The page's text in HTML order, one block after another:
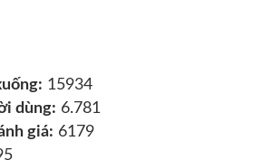
15934
dùng: 6.781
giá: 6179